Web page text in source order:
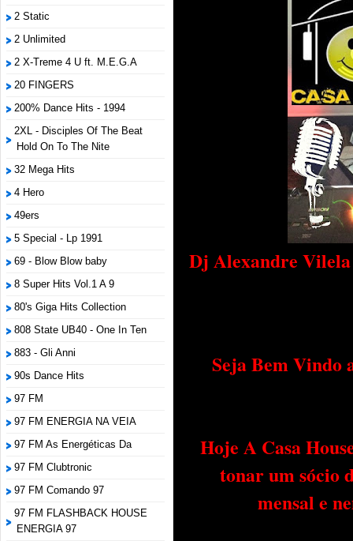
2 Static
2 Unlimited
2 X-Treme 4 U ft. M.E.G.A
20 FINGERS
200% Dance Hits - 1994
2XL - Disciples Of The Beat
Hold On To The Nite
32 Mega Hits
4 Hero
49ers
5 Special - Lp 1991
69 - Blow Blow baby
8 Super Hits Vol.1 A 9
80's Giga Hits Collection
808 State UB40 - One In Ten
883 - Gli Anni
90s Dance Hits
97 FM
97 FM ENERGIA NA VEIA
97 FM As Energéticas Da
97 FM Clubtronic
97 FM Comando 97
97 FM FLASHBACK HOUSE
ENERGIA 97
Dj Alexandre Vilela
Seja Bem Vindo
Hoje A Casa
tonar um sócio
mensal e